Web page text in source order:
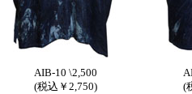
AIB-10 \2,500
(税込￥2,750)
(